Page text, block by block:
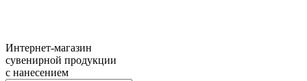
Интернет-магазин
сувенирной продукции
с нанесением